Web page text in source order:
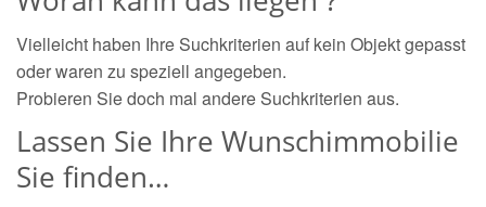
Vielleicht haben Ihre Suchkriterien auf kein Objekt gepasst
oder waren zu speziell angegeben.
Probieren Sie doch mal andere Suchkriterien aus.
Lassen Sie Ihre Wunschimmobilie
Sie finden…